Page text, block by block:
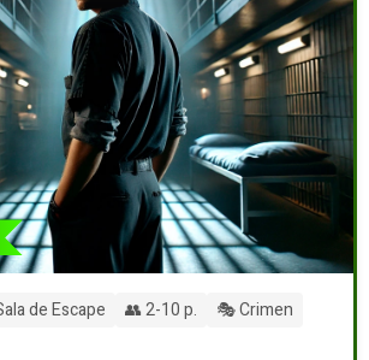
de Escape 👥 2-10 p.
🎭 Crimen